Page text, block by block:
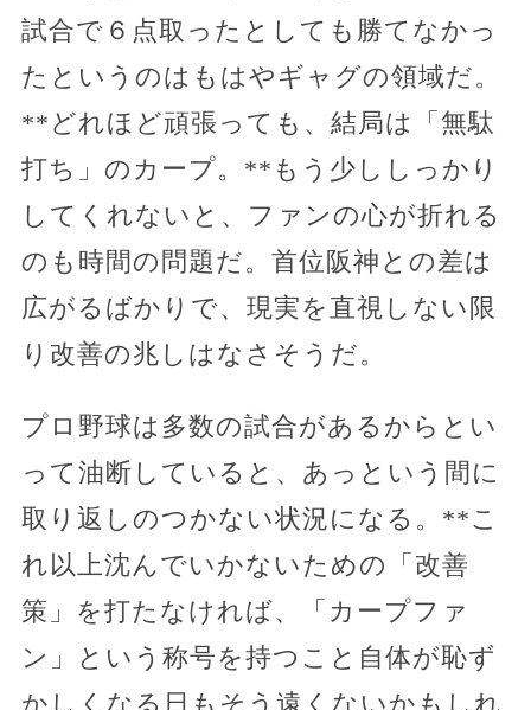
試合で６点取ったとしても勝てなかっ
たというのはもはやギャグの領域だ。
**どれほど頑張っても、結局は「無駄
打ち」のカープ。**もう少ししっかり
してくれないと、ファンの心が折れる
のも時間の問題だ。首位阪神との差は
広がるばかりで、現実を直視しない限
り改善の兆しはなさそうだ。
プロ野球は多数の試合があるからとい
って油断していると、あっという間に
取り返しのつかない状況になる。**こ
れ以上沈んでいかないための「改善
策」を打たなければ、「カープファ
ン」という称号を持つこと自体が恥ず
かしくなる日もそう遠くないかもしれ